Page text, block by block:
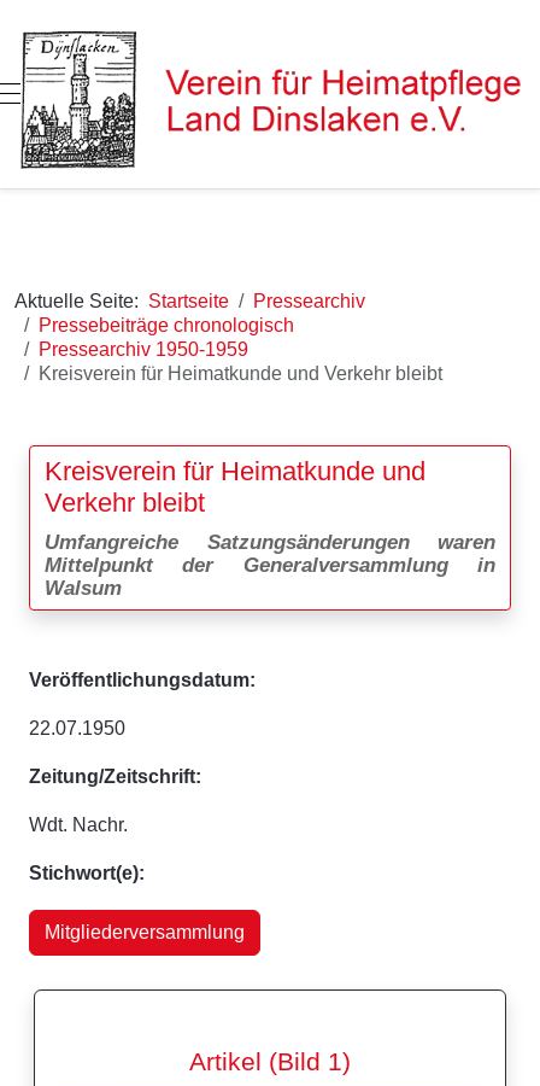
Mobile Menu Toggle
Aktuelle Seite: Startseite
Pressearchiv
Pressebeiträge chronologisch
Pressearchiv 1950-1959
Kreisverein für Heimatkunde und Verkehr bleibt
Kreisverein für Heimatkunde und
Verkehr bleibt
Umfangreiche Satzungsänderungen waren
Mittelpunkt der Generalversammlung in
Walsum
Veröffentlichungsdatum:
22.07.1950
Zeitung/Zeitschrift:
Wdt. Nachr.
Stichwort(e):
Mitgliederversammlung
Artikel (Bild 1)